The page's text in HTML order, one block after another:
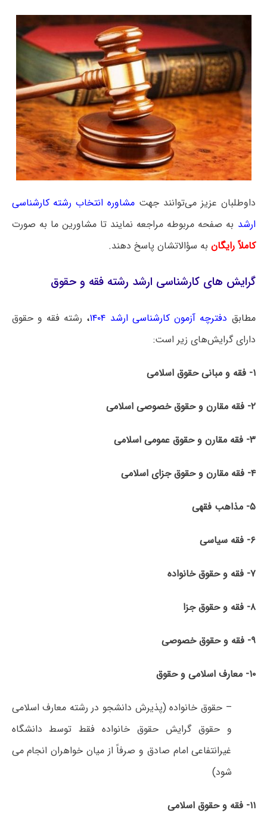
داوطلبان عزیز می‌توانند جهت مشاوره انتخاب رشته کارشناسی
ارشد به صفحه مربوطه مراجعه نمایند تا مشاورین ما به صورت
کاملاً رایگان به سؤالاتشان پاسخ دهند.
گرایش‌ های کارشناسی ارشد رشته فقه و حقوق
مطابق دفترچه آزمون کارشناسی ارشد ۱۴۰۴ ، رشته فقه و حقوق
دارای گرایش‌های زیر است:
۱- فقه و مبانی حقوق اسلامی
۲- فقه مقارن و حقوق خصوصی اسلامی
۳- فقه مقارن و حقوق عمومی اسلامی
۴- فقه مقارن و حقوق جزای اسلامی
۵- مذاهب فقهی
۶- فقه سیاسی
۷- فقه و حقوق خانواده
۸- فقه و حقوق جزا
۹- فقه و حقوق خصوصی
۱۰- معارف اسلامی و حقوق
– حقوق خانواده (پذیرش دانشجو در رشته معارف اسلامی
و حقوق گرایش حقوق خانواده فقط توسط دانشگاه
غیرانتفاعی امام صادق و صرفاً از میان خواهران انجام می
شود)
۱۱- فقه و حقوق اسلامی